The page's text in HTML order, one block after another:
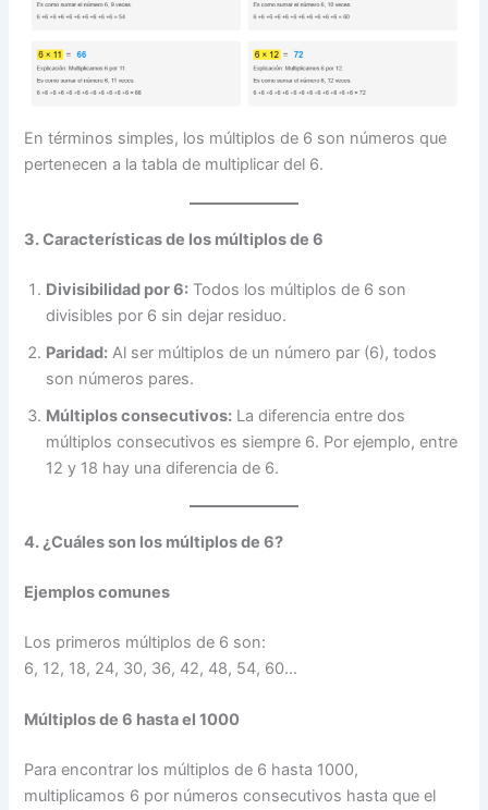
En términos simples, los múltiplos de 6 son números que
pertenecen a la tabla de multiplicar del 6.
3. Características de los múltiplos de 6
Divisibilidad por 6: Todos los múltiplos de 6 son
divisibles por 6 sin dejar residuo.
Paridad: Al ser múltiplos de un número par (6), todos
son números pares.
Múltiplos consecutivos: La diferencia entre dos
múltiplos consecutivos es siempre 6. Por ejemplo, entre
12 y 18 hay una diferencia de 6.
4. ¿Cuáles son los múltiplos de 6?
Ejemplos comunes
Los primeros múltiplos de 6 son:
6, 12, 18, 24, 30, 36, 42, 48, 54, 60…
Múltiplos de 6 hasta el 1000
Para encontrar los múltiplos de 6 hasta 1000,
multiplicamos 6 por números consecutivos hasta que el